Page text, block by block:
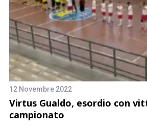
12 Novembre 2022
Virtus Gualdo, esordio con
campionato